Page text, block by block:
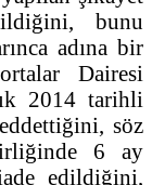
bunu
adına bir
Dairesi
2014 tarihli
söz
6 ay
edildiğini,